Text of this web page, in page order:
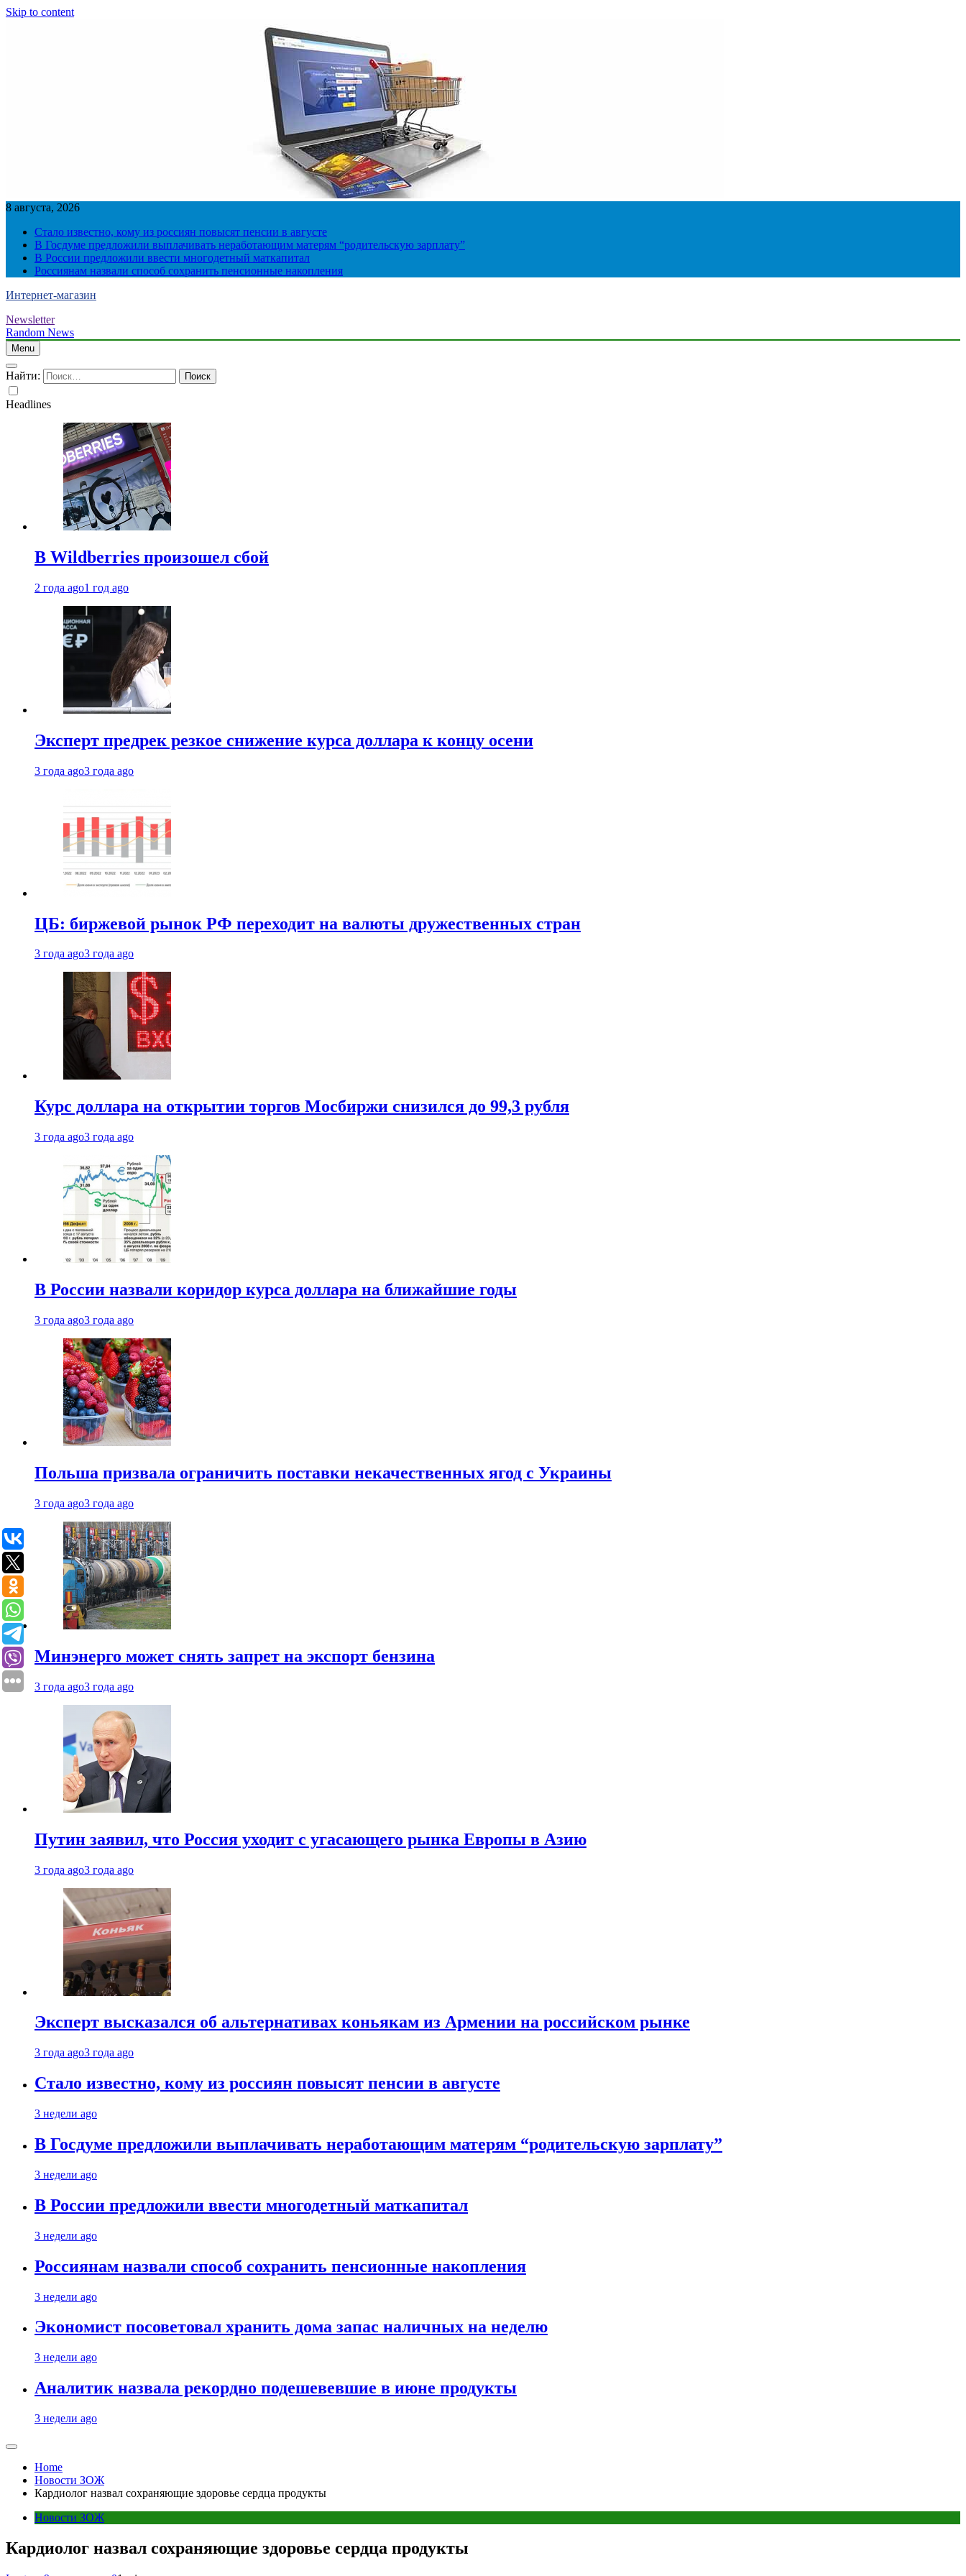
Skip to content
8 августа, 2026
Стало известно, кому из россиян повысят пенсии в августе
В Госдуме предложили выплачивать неработающим матерям “родительскую зарплату”
В России предложили ввести многодетный маткапитал
Россиянам назвали способ сохранить пенсионные накопления
Интернет-магазин
Newsletter
Random News
Menu
Найти:
Headlines
В Wildberries произошел сбой
2 года ago1 год ago
Эксперт предрек резкое снижение курса доллара к концу осени
3 года ago3 года ago
ЦБ: биржевой рынок РФ переходит на валюты дружественных стран
3 года ago3 года ago
Курс доллара на открытии торгов Мосбиржи снизился до 99,3 рубля
3 года ago3 года ago
В России назвали коридор курса доллара на ближайшие годы
3 года ago3 года ago
Польша призвала ограничить поставки некачественных ягод с Украины
3 года ago3 года ago
Минэнерго может снять запрет на экспорт бензина
3 года ago3 года ago
Путин заявил, что Россия уходит с угасающего рынка Европы в Азию
3 года ago3 года ago
Эксперт высказался об альтернативах коньякам из Армении на российском рынке
3 года ago3 года ago
Стало известно, кому из россиян повысят пенсии в августе
3 недели ago
В Госдуме предложили выплачивать неработающим матерям “родительскую зарплату”
3 недели ago
В России предложили ввести многодетный маткапитал
3 недели ago
Россиянам назвали способ сохранить пенсионные накопления
3 недели ago
Экономист посоветовал хранить дома запас наличных на неделю
3 недели ago
Аналитик назвала рекордно подешевевшие в июне продукты
3 недели ago
Home
Новости ЗОЖ
Кардиолог назвал сохраняющие здоровье сердца продукты
Новости ЗОЖ
Кардиолог назвал сохраняющие здоровье сердца продукты